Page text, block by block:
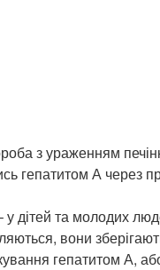
з ураженням
гепатитом А через
у дітей та молодих
вони
гепатитом А,